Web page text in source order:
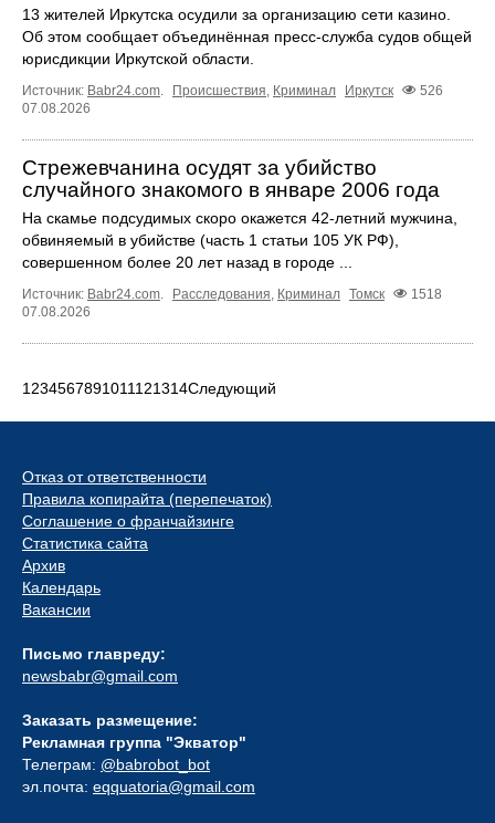
13 жителей Иркутска осудили за организацию сети казино.
Об этом сообщает объединённая пресс‑служба судов общей
юрисдикции Иркутской области.
Источник: Babr24.com. Происшествия, Криминал Иркутск
526
07.08.2026
Стрежевчанина осудят за убийство
случайного знакомого в январе 2006 года
На скамье подсудимых скоро окажется 42-летний мужчина,
обвиняемый в убийстве (часть 1 статьи 105 УК РФ),
совершенном более 20 лет назад в городе ...
Источник: Babr24.com. Расследования, Криминал Томск
1518
07.08.2026
1234567891011121314Следующий
Отказ от ответственности
Правила копирайта (перепечаток)
Соглашение о франчайзинге
Статистика сайта
Архив
Календарь
Вакансии
Письмо главреду:
newsbabr@gmail.com
Заказать размещение:
Рекламная группа "Экватор"
Телеграм: @babrobot_bot
эл.почта: eqquatoria@gmail.com